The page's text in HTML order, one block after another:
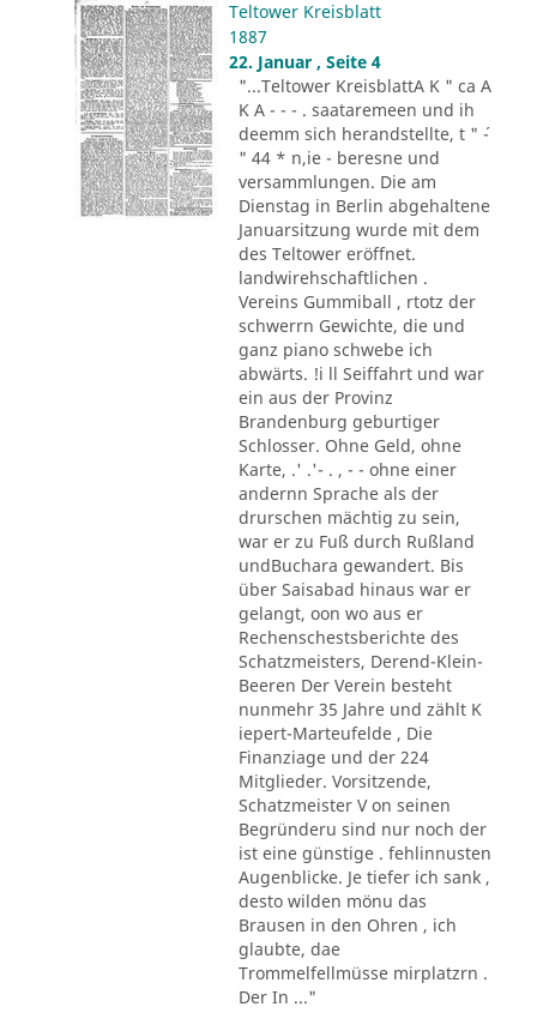
Teltower Kreisblatt
1887
22. Januar , Seite 4
"...Teltower KreisblattA K " ca A
K A - - - . saataremeen und ih
deemm sich herandstellte, t " ´-
" 44 * n,ie - beresne und
versammlungen. Die am
Dienstag in Berlin abgehaltene
Januarsitzung wurde mit dem
des Teltower eröffnet.
landwirehschaftlichen .
Vereins Gummiball , rtotz der
schwerrn Gewichte, die und
ganz piano schwebe ich
abwärts. !i ll Seiffahrt und war
ein aus der Provinz
Brandenburg geburtiger
Schlosser. Ohne Geld, ohne
Karte, .' .'- . , - - ohne einer
andernn Sprache als der
drurschen mächtig zu sein,
war er zu Fuß durch Rußland
undBuchara gewandert. Bis
über Saisabad hinaus war er
gelangt, oon wo aus er
Rechenschestsberichte des
Schatzmeisters, Derend-Klein-
Beeren Der Verein besteht
nunmehr 35 Jahre und zählt K
iepert-Marteufelde , Die
Finanziage und der 224
Mitglieder. Vorsitzende,
Schatzmeister V on seinen
Begründeru sind nur noch der
ist eine günstige . fehlinnusten
Augenblicke. Je tiefer ich sank ,
desto wilden mönu das
Brausen in den Ohren , ich
glaubte, dae
Trommelfellmüsse mirplatzrn .
Der In ..."